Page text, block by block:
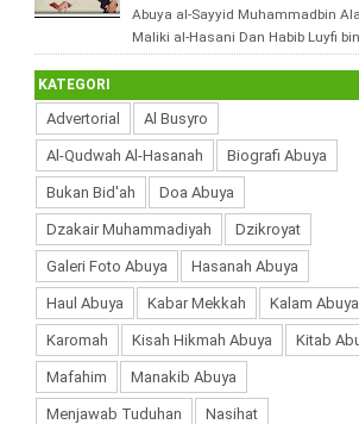
Abuya al-Sayyid Muhammadbin
Maliki al-Hasani Dan Habib Luyfi bin
Yahya pekalongan
KATEGORI
Advertorial Al Busyro
Al-Qudwah Al-Hasanah Biografi Abuya
Bukan Bid'ah Doa Abuya
Dzakair Muhammadiyah Dzikroyat
Galeri Foto Abuya Hasanah Abuya
Haul Abuya Kabar Mekkah Kalam Abuya
Karomah Kisah Hikmah Abuya Kitab
Mafahim Manakib Abuya
Menjawab Tuduhan Nasihat